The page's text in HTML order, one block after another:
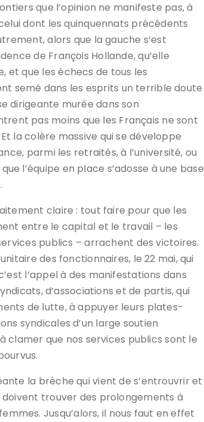
que l’opinion ne manifeste pas, à
dont les quinquennats précédents
alors que la gauche s’est
de François Hollande, qu’elle
et que les échecs de tous les
semé dans les esprits un terrible doute
dirigeante murée dans son
pas moins que les Français ne sont
la colère massive qui se développe
parmi les retraités, à l’université, ou
l’équipe en place s’adosse à une base
claire : tout faire pour que les
entre le capital et le travail – les
publics – arrachent des victoires.
des fonctionnaires, le 22 mai, qui
l’appel à des manifestations dans
d’associations et de partis, qui
de lutte, à appuyer leurs plates-
syndicales d’un large soutien
clamer que nos services publics sont le
la brèche qui vient de s’entrouvrir et
trouver des prolongements à
Jusqu’alors, il nous faut en effet